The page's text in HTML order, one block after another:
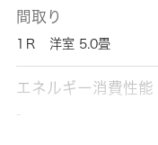
間取り
1Ｒ 洋室 5.0畳
エネルギー消費性能
-